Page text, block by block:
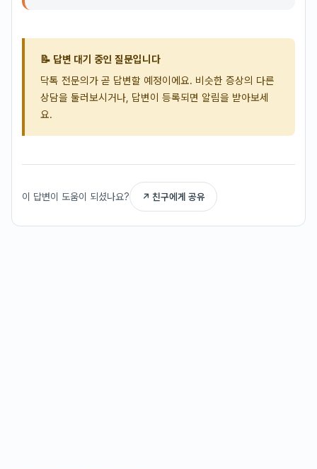
📝 답변 대기 중인 질문입니다
닥톡 전문의가 곧 답변할 예정이에요. 비슷한 증상의 다른
상담을 둘러보시거나, 답변이 등록되면 알림을 받아보세
요.
이 답변이 도움이 되셨나요? ↗ 친구에게 공유